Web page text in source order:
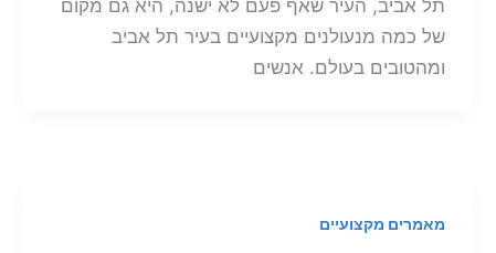
תל אביב, העיר שאף פעם לא ישנה, היא גם מקום
של כמה מנעולנים מקצועיים בעיר תל אביב
ומהטובים בעולם. אנשים
מאמרים מקצועיים